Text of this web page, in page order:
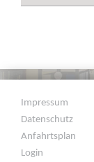
Impressum
Datenschutz
Anfahrtsplan
Login